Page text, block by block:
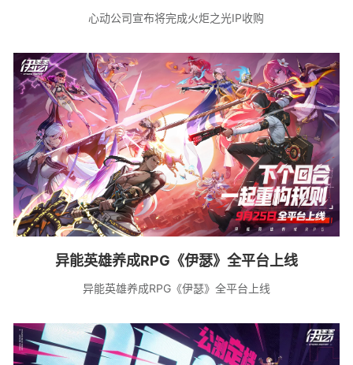
系列 IP 的收购
心动公司宣布将完成火炬之光IP收购
异能英雄养成RPG《伊瑟》全平台上线
异能英雄养成RPG《伊瑟》全平台上线